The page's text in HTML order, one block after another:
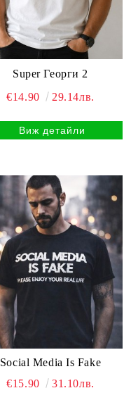
Super Георги 2
€14.90
29.14лв.
Виж детайли
Social Media Is Fake
€15.90
31.10лв.